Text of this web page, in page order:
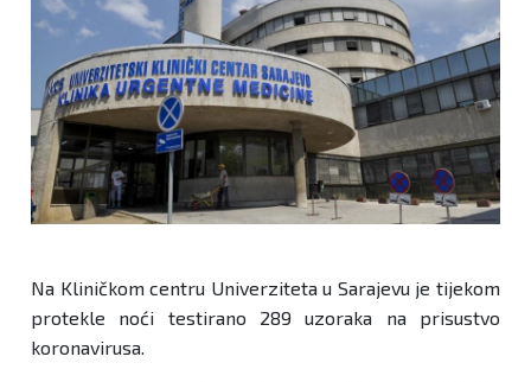
Na Kliničkom centru Univerziteta u Sarajevu je tijekom
protekle noći testirano 289 uzoraka na prisustvo
koronavirusa.